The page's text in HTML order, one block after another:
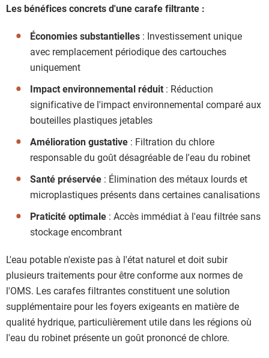
Les bénéfices concrets d'une carafe filtrante :
Économies substantielles : Investissement unique
avec remplacement périodique des cartouches
uniquement
Impact environnemental réduit : Réduction
significative de l'impact environnemental comparé aux
bouteilles plastiques jetables
Amélioration gustative : Filtration du chlore
responsable du goût désagréable de l'eau du robinet
Santé préservée : Élimination des métaux lourds et
microplastiques présents dans certaines canalisations
Praticité optimale : Accès immédiat à l'eau filtrée sans
stockage encombrant
L'eau potable n'existe pas à l'état naturel et doit subir
plusieurs traitements pour être conforme aux normes de
l'OMS. Les carafes filtrantes constituent une solution
supplémentaire pour les foyers exigeants en matière de
qualité hydrique, particulièrement utile dans les régions où
l'eau du robinet présente un goût prononcé de chlore.